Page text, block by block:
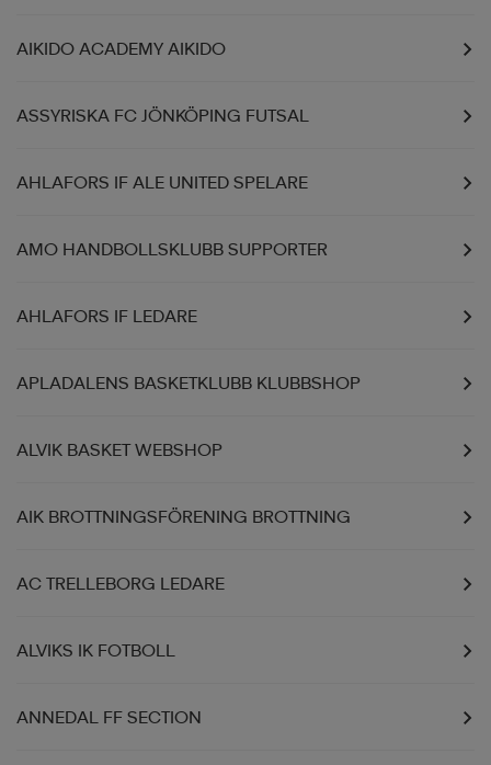
AIKIDO ACADEMY AIKIDO
ASSYRISKA FC JÖNKÖPING FUTSAL
AHLAFORS IF ALE UNITED SPELARE
AMO HANDBOLLSKLUBB SUPPORTER
AHLAFORS IF LEDARE
APLADALENS BASKETKLUBB KLUBBSHOP
ALVIK BASKET WEBSHOP
AIK BROTTNINGSFÖRENING BROTTNING
AC TRELLEBORG LEDARE
ALVIKS IK FOTBOLL
ANNEDAL FF SECTION